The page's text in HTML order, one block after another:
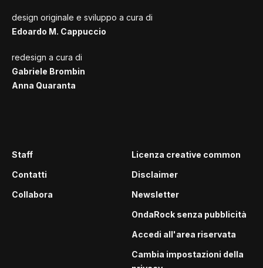
design originale e sviluppo a cura di
Edoardo M. Cappuccio
redesign a cura di
Gabriele Brombin
Anna Quaranta
Staff
Contatti
Collabora
Licenza creative common
Disclaimer
Newsletter
OndaRock senza pubblicità
Accedi all'area riservata
Cambia impostazioni della